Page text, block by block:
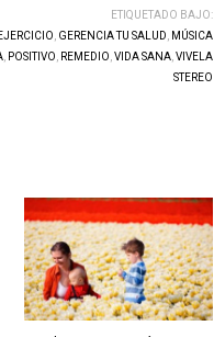
ETIQUETADO BAJO:
EJERCICIO GERENCIA TU SALUD
MÚSICA
POSITIVO REMEDIO VIDA SANA VIVELA
STEREO